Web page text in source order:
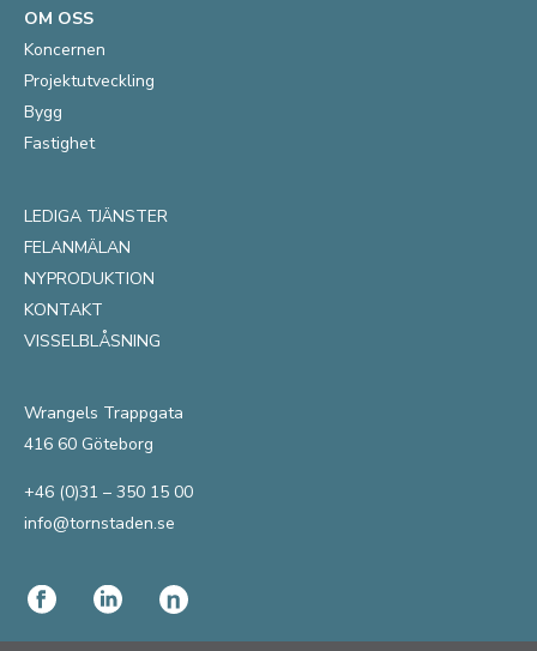
OM OSS
Koncernen
Projektutveckling
Bygg
Fastighet
LEDIGA TJÄNSTER
FELANMÄLAN
NYPRODUKTION
KONTAKT
VISSELBLÅSNING
Wrangels Trappgata
416 60 Göteborg
+46 (0)31 – 350 15 00
info@tornstaden.se